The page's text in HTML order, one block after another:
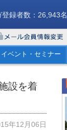
登録者数：26,943名
イベント・セミナー
設を着
年12月06日